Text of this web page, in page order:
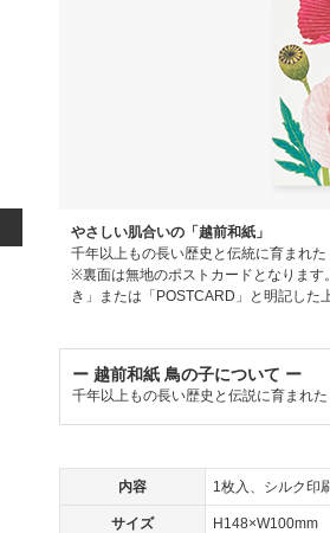
やさしい肌合いの「越前和紙」
千年以上もの長い歴史と伝統に育まれ
※裏面は無地のポストカードとなりま
き」または「POSTCARD」と明記した
ー 越前和紙 鳥の子について ー
千年以上もの長い歴史と伝説に育まれ
内容 1枚入、シルク印
サイズ H148×W100mm